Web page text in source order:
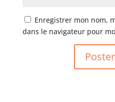
Enregistrer mon nom,
dans le navigateur pour